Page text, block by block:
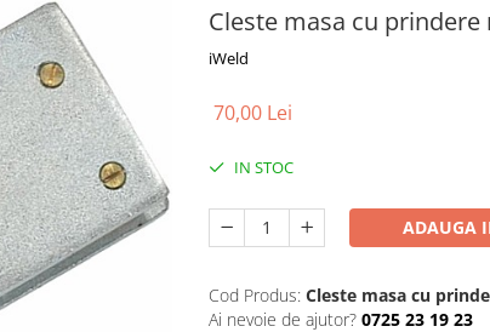
Cleste masa cu
iWeld
70,00 Lei
IN STOC
ADAUGA
Cod Produs: Cleste masa cu
Ai nevoie de ajutor? 0725 23 19 23